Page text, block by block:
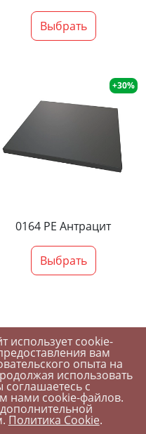
Выбрать
+30%
0164 PE Антрацит
Выбрать
использует cookie-
вам
опыта на
использовать
с
нами cookie-файлов.
Политика Cookie.